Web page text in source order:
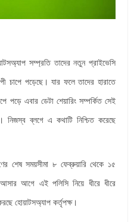
সম্প্রতি তাদের নতুন প্রাইভেসি
চাপে পড়েছে। যার ফলে তাদের হারাতে
পড়ে এবার ডেটা শেয়ারিং সম্পর্কিত সেই
ব্লগে এ কথাটি নিশ্চিত করেছে
শেষ সময়সীমা ৮ ফেব্রুয়ারি থেকে ১৫
আগে এই পলিসি নিয়ে ধীরে ধীরে
হোয়াটসঅ্যাপ কর্তৃপক্ষ।